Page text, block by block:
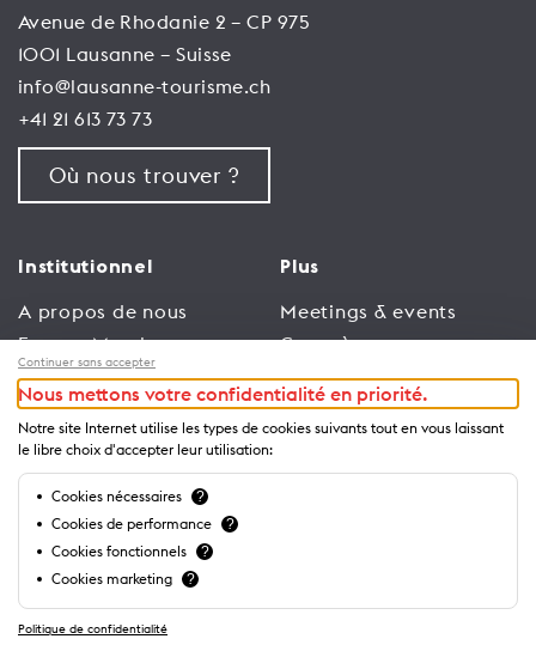
Avenue de Rhodanie 2 – CP 975
1001 Lausanne – Suisse
info@lausanne-tourisme.ch
+41 21 613 73 73
Où nous trouver ?
Institutionnel
A propos de nous
Espace Membres
Emploi
Conditions générales
d’utilisation
Politique de
confidentialité
Plus
Meetings & events
Congrès
Trade
Espace Médias
Annonceurs
Brochures et guides
Continuer sans accepter
Nous mettons votre confidentialité en priorité.
Notre site Internet utilise les types de cookies suivants tout en vous laissant
le libre choix d'accepter leur utilisation:
Cookies nécessaires ?
Cookies de performance ?
Cookies fonctionnels ?
Cookies marketing ?
Politique de confidentialité